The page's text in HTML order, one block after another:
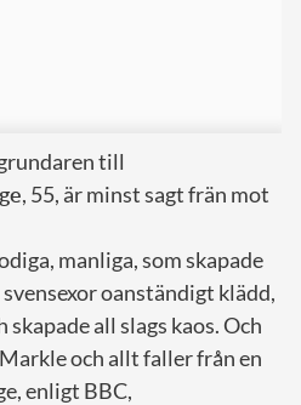
till
, 55, är minst sagt frän mot
manliga, som skapade
oanständigt klädd,
all slags kaos. Och
och allt faller från en
enligt BBC,